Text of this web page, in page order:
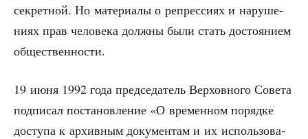
сек­рет­ной. Но мате­ри­а­лы о репрес­си­ях и нару­ше­
ни­ях прав чело­ве­ка долж­ны были стать досто­я­ни­ем
общественности.
19 июня 1992 года пред­се­да­тель Вер­хов­но­го Сове­та
под­пи­сал поста­нов­ле­ние «О вре­мен­ном поряд­ке
досту­па к архив­ным доку­мен­там и их исполь­зо­ва­